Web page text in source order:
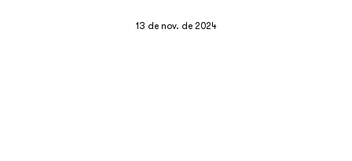
13 de nov. de 2024